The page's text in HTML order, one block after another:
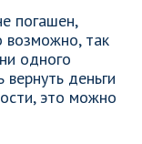
погашен,
возможно, так
одного
деньги
это можно